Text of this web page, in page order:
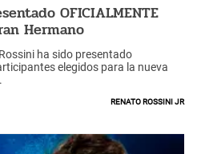
OFICIALMENTE
Hermano
ha sido presentado
elegidos para la nueva
Renato Rossini jr